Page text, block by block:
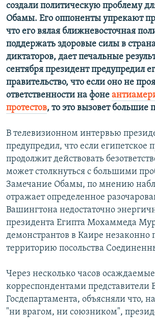
создали политическую проблему
Обамы. Его оппоненты упрекают
что его вялая ближневосточная
поддержать здоровые силы в
диктаторов, дает печальные
сентября президент предупредил
правительство, что если оно не
ответственности на фоне
протестов, то это вызовет большие
В телевизионном интервью
предупредил, что если египетское
продолжит действовать
может столкнуться с большими
Замечание Обамы, по мнению
отражает определенное
Вашингтона недостаточно
президента Египта Мохаммеда
демонстрантов в Каире незаконно
территорию посольства
Через несколько часов осаждаемые
корреспондентами представители
Госдепартамента, объясняли что,
"ни врагом, ни союзником",